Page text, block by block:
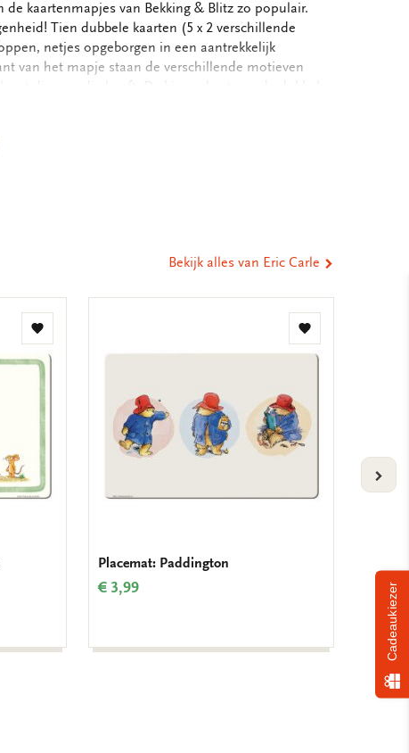
kaartenmapjes van Bekking & Blitz zo populair.
Tien dubbele kaarten (5 x 2 verschillende
netjes opgeborgen in een aantrekkelijk
van het mapje staan de verschillende motieven
die u nodig heeft. De binnenkant van de dubbele
voor uw persoonlijke boodschap. - 10,3 x 15,4 x
gram
Bekijk alles van Eric Carle
Toevoegen
aan
verlanglijst
Toevoegen
aan
Placemat: Paddington
€ 3,99
€ 3,99
Cadeaukiezer